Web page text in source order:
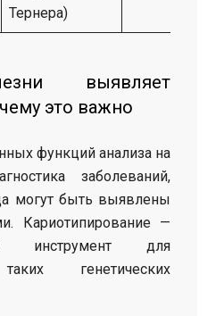
Тернера)
выявляет
это важно
функций анализа на
заболеваний,
могут быть выявлены
Кариотипирование —
инструмент для
генетических